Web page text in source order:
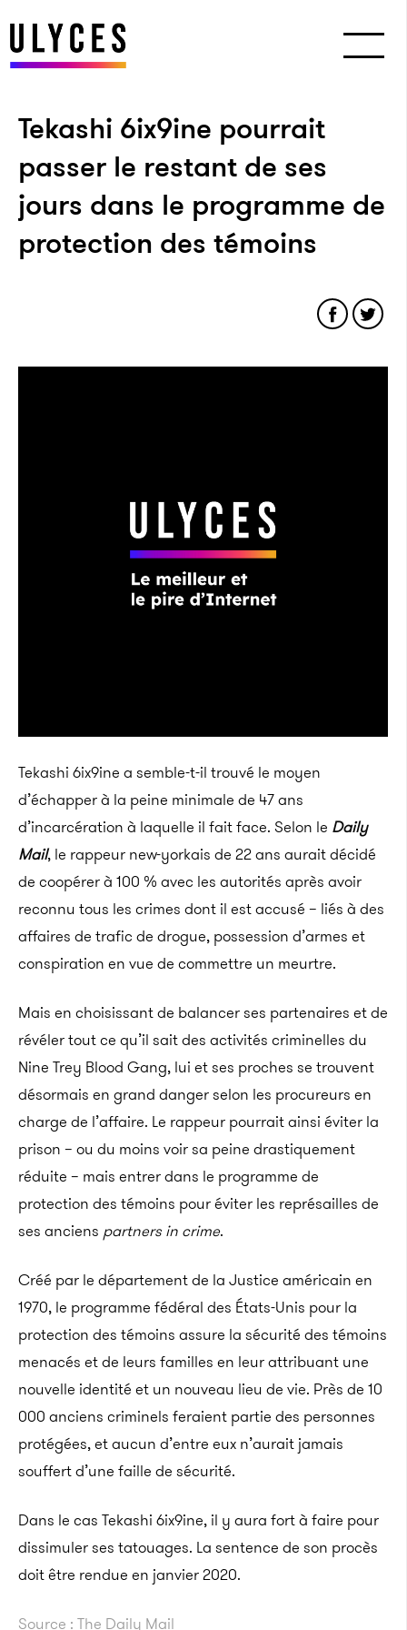
Tekashi 6ix9ine pourrait
passer le restant de ses
jours dans le programme de
protection des témoins
Tekashi 6ix9ine a semble-t-il trouvé le moyen
d’échapper à la peine minimale de 47 ans
d’incarcération à laquelle il fait face. Selon le Daily
Mail, le rappeur new-yorkais de 22 ans aurait décidé
de coopérer à 100 % avec les autorités après avoir
reconnu tous les crimes dont il est accusé – liés à des
affaires de trafic de drogue, possession d’armes et
conspiration en vue de commettre un meurtre.
Mais en choisissant de balancer ses partenaires et de
révéler tout ce qu’il sait des activités criminelles du
Nine Trey Blood Gang, lui et ses proches se trouvent
désormais en grand danger selon les procureurs en
charge de l’affaire. Le rappeur pourrait ainsi éviter la
prison – ou du moins voir sa peine drastiquement
réduite – mais entrer dans le programme de
protection des témoins pour éviter les représailles de
ses anciens partners in crime.
Créé par le département de la Justice américain en
1970, le programme fédéral des États-Unis pour la
protection des témoins assure la sécurité des témoins
menacés et de leurs familles en leur attribuant une
nouvelle identité et un nouveau lieu de vie. Près de 10
000 anciens criminels feraient partie des personnes
protégées, et aucun d’entre eux n’aurait jamais
souffert d’une faille de sécurité.
Dans le cas Tekashi 6ix9ine, il y aura fort à faire pour
dissimuler ses tatouages. La sentence de son procès
doit être rendue en janvier 2020.
Source : The Daily Mail